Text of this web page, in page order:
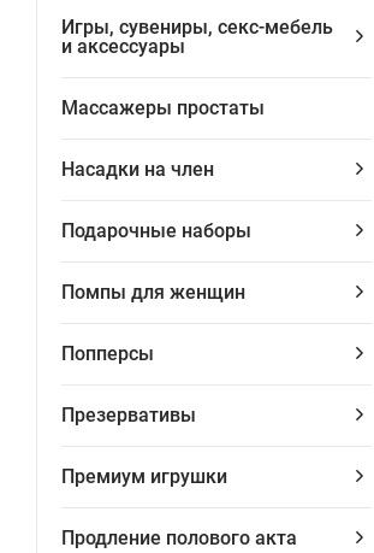
Игры, сувениры, секс-мебель
и аксессуары
Массажеры простаты
Насадки на член
Подарочные наборы
Помпы для женщин
Попперсы
Презервативы
Премиум игрушки
Продление полового акта